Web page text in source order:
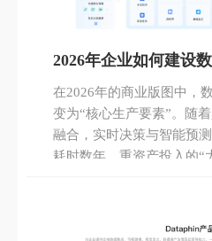
2026年企业如何建设
数据系统建设方案全
在2026年的商业版图中，
变为“核心生产要素”。随
融合，实时决策与智能预
耗时数年、重资产投入的“